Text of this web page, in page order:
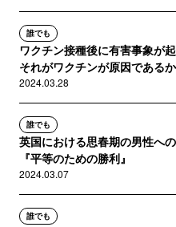
誰でも
ワクチン接種後に有害事象が起
それがワクチンが原因である
2024.03.28
誰でも
英国における思春期の男性へ
『平等のための勝利』
2024.03.07
誰でも